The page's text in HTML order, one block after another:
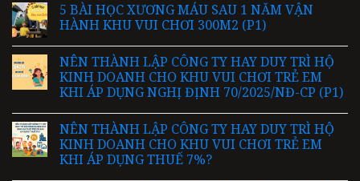
5 BÀI HỌC XƯƠNG MÁU SAU 1 NĂM VẬN
HÀNH KHU VUI CHƠI 300M2 (P1)
NÊN THÀNH LẬP CÔNG TY HAY DUY TRÌ HỘ
KINH DOANH CHO KHU VUI CHƠI TRẺ EM
KHI ÁP DỤNG NGHỊ ĐỊNH 70/2025/NĐ-CP (P1)
NÊN THÀNH LẬP CÔNG TY HAY DUY TRÌ HỘ
KINH DOANH CHO KHU VUI CHƠI TRẺ EM
KHI ÁP DỤNG THUẾ 7%?